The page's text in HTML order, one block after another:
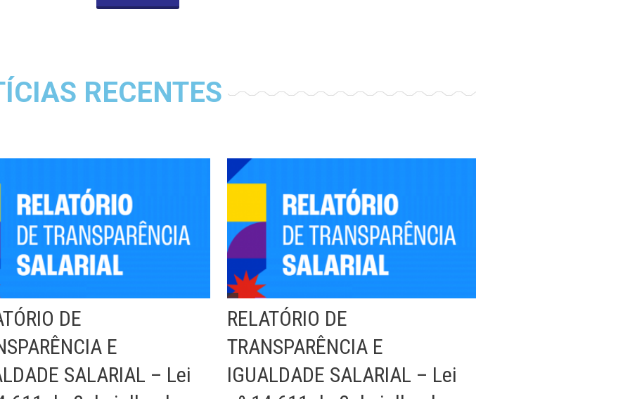
RECENTES
DE
E
SALARIAL – Lei
RELATÓRIO DE
TRANSPARÊNCIA E
IGUALDADE SALARIAL – Lei